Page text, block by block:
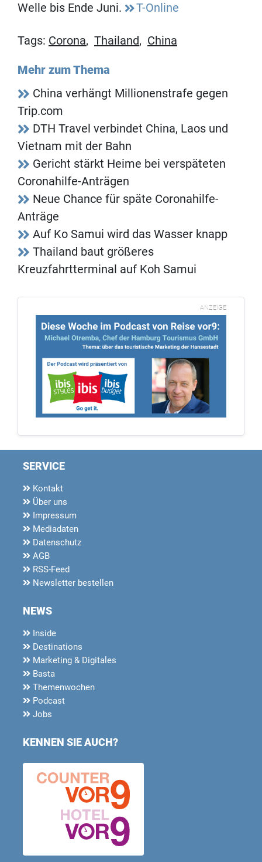
Welle bis Ende Juni.
T-Online
Tags: Corona, Thailand, China
Mehr zum Thema
China verhängt Millionenstrafe gegen
Trip.com
DTH Travel verbindet China, Laos und
Vietnam mit der Bahn
Gericht stärkt Heime bei verspäteten
Coronahilfe-Anträgen
Neue Chance für späte Coronahilfe-
Anträge
Auf Ko Samui wird das Wasser knapp
Thailand baut größeres
Kreuzfahrtterminal auf Koh Samui
ANZEIGE
SERVICE
Kontakt
Über uns
Impressum
Mediadaten
Datenschutz
AGB
RSS-Feed
Newsletter bestellen
NEWS
Inside
Destinations
Marketing & Digitales
Basta
Themenwochen
Podcast
Jobs
KENNEN SIE AUCH?